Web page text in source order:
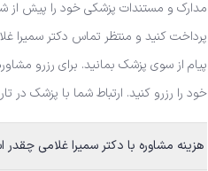
مدارک و مستندات پزشکی خود را پیش از
پرداخت کنید و منتظر تماس دکتر سمیرا
پیام از سوی پزشک بمانید. برای رزرو
خود را رزرو کنید. ارتباط شما با پزشک در
هزینه مشاوره با دکتر سمیرا غلامی